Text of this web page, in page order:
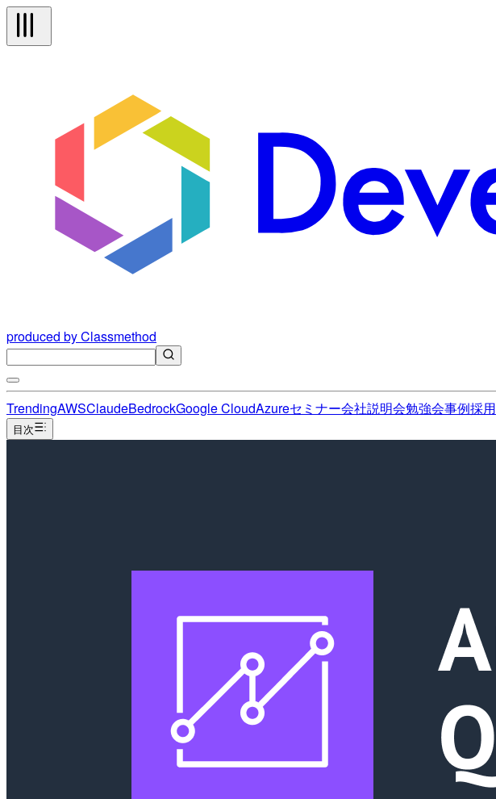
produced by Classmethod
TrendingAWSClaudeBedrockGoogle CloudAzureセミナー会社説明会勉強会事例採用
目次